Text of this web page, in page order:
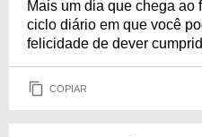
Mais um dia que chega ao
ciclo diário em que você
felicidade de dever
COPIAR